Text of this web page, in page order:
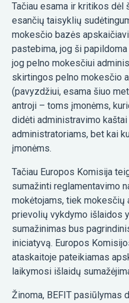
Tačiau esama ir kritikos
esančių taisyklių
mokesčio bazės
pastebima, jog ši
jog pelno mokesčiui
skirtingos pelno mokesčio
(pavyzdžiui, esama šiuo
antroji – toms įmonėms,
didėti administravimo
administratoriams, bet kai
įmonėms.
Tačiau Europos Komisija
sumažinti reglamentavimo
mokėtojams, tiek
prievolių vykdymo išlaidos
sumažinimas bus
iniciatyvą. Europos
ataskaitoje pateikiamas
laikymosi išlaidų
Žinoma, BEFIT pasiūlymas